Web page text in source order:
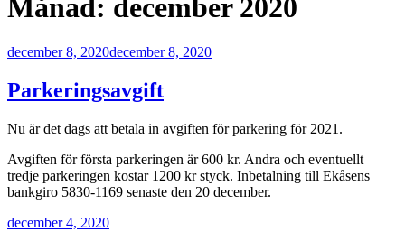
Månad: december 2020
Publicerat
december 8, 2020december 8, 2020
Parkeringsavgift
Nu är det dags att betala in avgiften för parkering för 2021.
Avgiften för första parkeringen är 600 kr. Andra och eventuellt
tredje parkeringen kostar 1200 kr styck. Inbetalning till Ekåsens
bankgiro 5830-1169 senaste den 20 december.
Publicerat
december 4, 2020